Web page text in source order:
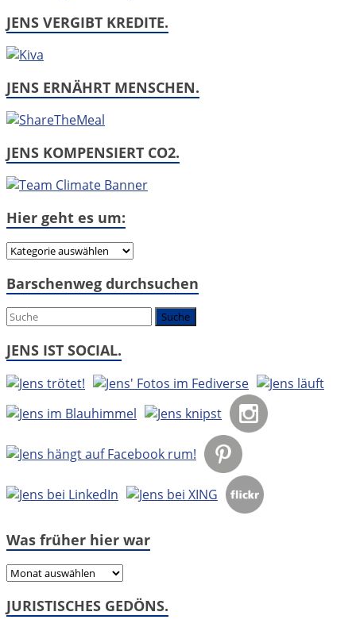
JENS VERGIBT KREDITE.
JENS ERNÄHRT MENSCHEN.
JENS KOMPENSIERT CO2.
Hier geht es um:
Hier
es
Barschenweg durchsuchen
JENS IST SOCIAL.
Was früher hier war
Was
hier
JURISTISCHES GEDÖNS.